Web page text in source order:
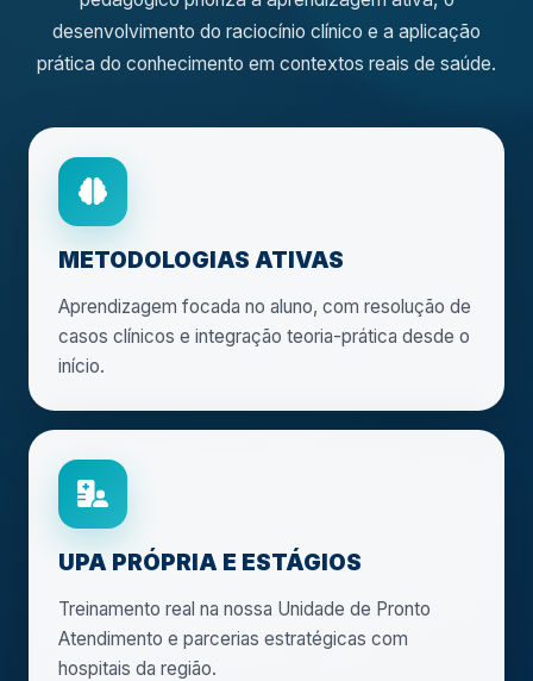
desenvolvimento do raciocínio clínico e a aplicação
prática do conhecimento em contextos reais de saúde.
METODOLOGIAS ATIVAS
Aprendizagem focada no aluno, com resolução de
casos clínicos e integração teoria-prática desde o
início.
UPA PRÓPRIA E ESTÁGIOS
Treinamento real na nossa Unidade de Pronto
Atendimento e parcerias estratégicas com
hospitais da região.